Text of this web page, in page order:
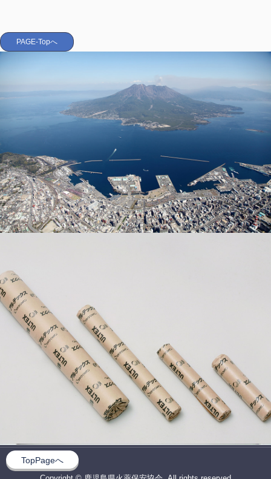
PAGE-Topへ
TopPageへ